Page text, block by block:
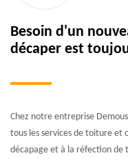
Besoin d'un
décaper est
Chez notre entreprise
tous les services de toiture et
décapage et à la réfection de